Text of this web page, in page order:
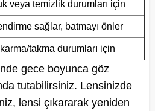
veya temizlik durumları için
sağlar, batmayı önler
takma durumları için
gece boyunca göz
tutabilirsiniz. Lensinizde
lensi çıkararak yeniden